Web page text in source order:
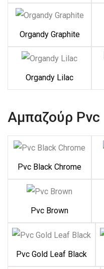
Organdy Graphite
Organdy Lilac
Αμπαζούρ Pvc
Pvc Black Chrome
Pvc Brown
Pvc Gold Leaf Black